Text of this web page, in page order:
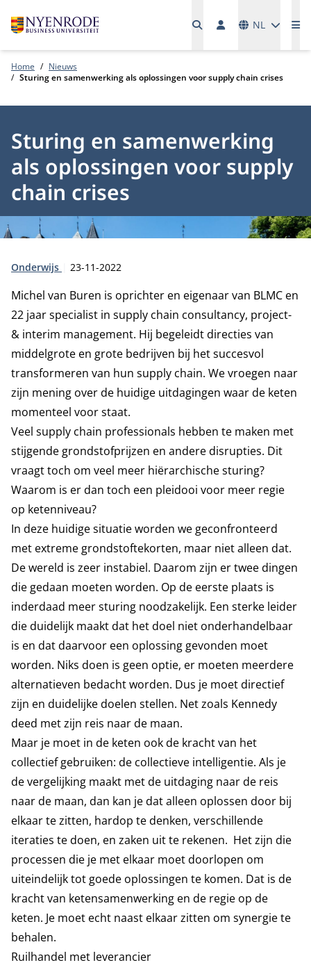
NL
Home
Nieuws
Sturing en samenwerking als oplossingen voor supply chain crises
Sturing en samenwerking
als oplossingen voor supply
chain crises
Type:
Onderwijs Publicatiedatum:
23-11-2022
Michel van Buren is oprichter en eigenaar van BLMC en
22 jaar specialist in supply chain consultancy, project-
& interim management. Hij begeleidt directies van
middelgrote en grote bedrijven bij het succesvol
transformeren van hun supply chain. We vroegen naar
zijn mening over de huidige uitdagingen waar de keten
momenteel voor staat.
Veel supply chain professionals hebben te maken met
stijgende grondstofprijzen en andere disrupties. Dit
vraagt toch om veel meer hiërarchische sturing?
Waarom is er dan toch een pleidooi voor meer regie
op ketenniveau?
In deze huidige situatie worden we geconfronteerd
met extreme grondstoftekorten, maar niet alleen dat.
De wereld is zeer instabiel. Daarom zijn er twee dingen
die gedaan moeten worden. Op de eerste plaats is
inderdaad meer sturing noodzakelijk. Een sterke leider
die duidelijk maakt dat het doel niet onderhandelbaar
is en dat daarvoor een oplossing gevonden moet
worden. Niks doen is geen optie, er moeten meerdere
alternatieven bedacht worden. Dus je moet directief
zijn en duidelijke doelen stellen. Net zoals Kennedy
deed met zijn reis naar de maan.
Maar je moet in de keten ook de kracht van het
collectief gebruiken: de collectieve intelligentie. Als je
de vergelijking maakt met de uitdaging naar de reis
naar de maan, dan kan je dat alleen oplossen door bij
elkaar te zitten, hardop te denken, verschillende
iteraties te doen, en zaken uit te rekenen. Het zijn die
processen die je met elkaar moet doorlopen om
uiteindelijk tot goede oplossingen te komen. Dat is de
kracht van ketensamenwerking en de regie op de
keten. Je moet echt naast elkaar zitten om synergie te
behalen.
Ruilhandel met leverancier